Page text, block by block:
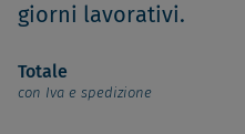
giorni lavorativi.
Totale
con Iva e spedizione